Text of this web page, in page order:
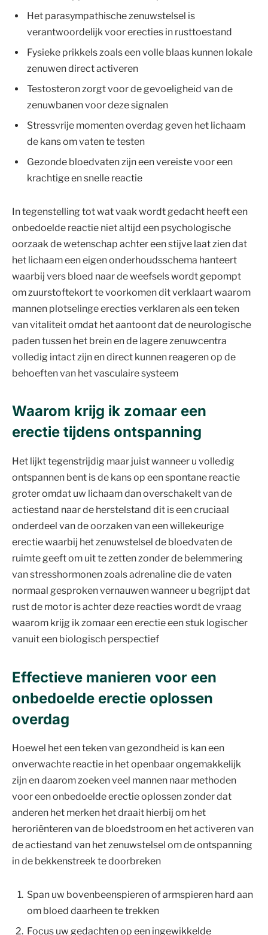
Het parasympathische zenuwstelsel is
verantwoordelijk voor erecties in rusttoestand
Fysieke prikkels zoals een volle blaas kunnen lokale
zenuwen direct activeren
Testosteron zorgt voor de gevoeligheid van de
zenuwbanen voor deze signalen
Stressvrije momenten overdag geven het lichaam
de kans om vaten te testen
Gezonde bloedvaten zijn een vereiste voor een
krachtige en snelle reactie
In tegenstelling tot wat vaak wordt gedacht heeft een
onbedoelde reactie niet altijd een psychologische
oorzaak de wetenschap achter een stijve laat zien dat
het lichaam een eigen onderhoudsschema hanteert
waarbij vers bloed naar de weefsels wordt gepompt
om zuurstoftekort te voorkomen dit verklaart waarom
mannen plotselinge erecties verklaren als een teken
van vitaliteit omdat het aantoont dat de neurologische
paden tussen het brein en de lagere zenuwcentra
volledig intact zijn en direct kunnen reageren op de
behoeften van het vasculaire systeem
Waarom krijg ik zomaar een
erectie tijdens ontspanning
Het lijkt tegenstrijdig maar juist wanneer u volledig
ontspannen bent is de kans op een spontane reactie
groter omdat uw lichaam dan overschakelt van de
actiestand naar de herstelstand dit is een cruciaal
onderdeel van de oorzaken van een willekeurige
erectie waarbij het zenuwstelsel de bloedvaten de
ruimte geeft om uit te zetten zonder de belemmering
van stresshormonen zoals adrenaline die de vaten
normaal gesproken vernauwen wanneer u begrijpt dat
rust de motor is achter deze reacties wordt de vraag
waarom krijg ik zomaar een erectie een stuk logischer
vanuit een biologisch perspectief
Effectieve manieren voor een
onbedoelde erectie oplossen
overdag
Hoewel het een teken van gezondheid is kan een
onverwachte reactie in het openbaar ongemakkelijk
zijn en daarom zoeken veel mannen naar methoden
voor een onbedoelde erectie oplossen zonder dat
anderen het merken het draait hierbij om het
heroriënteren van de bloedstroom en het activeren van
de actiestand van het zenuwstelsel om de ontspanning
in de bekkenstreek te doorbreken
Span uw bovenbeenspieren of armspieren hard aan
om bloed daarheen te trekken
Focus uw gedachten op een ingewikkelde